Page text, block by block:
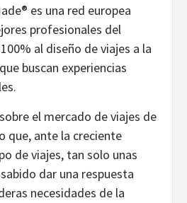
es una red europea
profesionales del
al diseño de viajes a la
buscan experiencias
el mercado de viajes de
que, ante la creciente
de viajes, tan solo unas
dar una respuesta
necesidades de la